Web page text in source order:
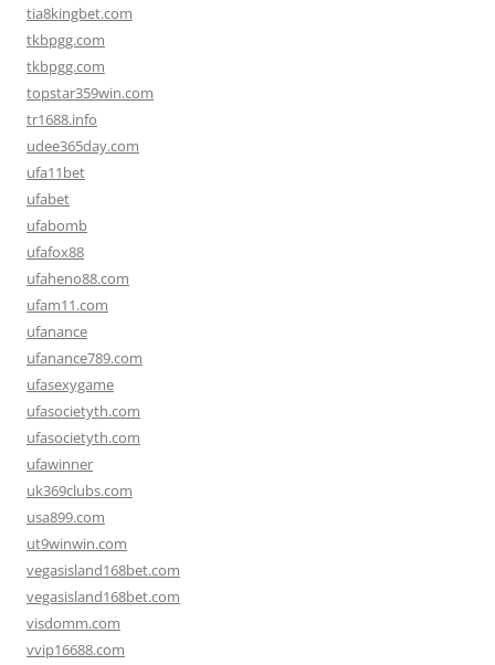
tia8kingbet.com
tkbpgg.com
tkbpgg.com
topstar359win.com
tr1688.info
udee365day.com
ufa11bet
ufabet
ufabomb
ufafox88
ufaheno88.com
ufam11.com
ufanance
ufanance789.com
ufasexygame
ufasocietyth.com
ufasocietyth.com
ufawinner
uk369clubs.com
usa899.com
ut9winwin.com
vegasisland168bet.com
vegasisland168bet.com
visdomm.com
vvip16688.com